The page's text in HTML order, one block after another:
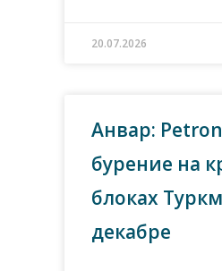
20.07.2026
Анвар:
бурение на
блоках
декабре